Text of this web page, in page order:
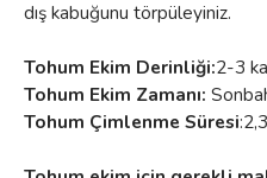
dış kabuğunu törpüleyiniz.
Tohum Ekim Derinliği:2-3
Tohum Ekim Zamanı:
Tohum Çimlenme Süresi